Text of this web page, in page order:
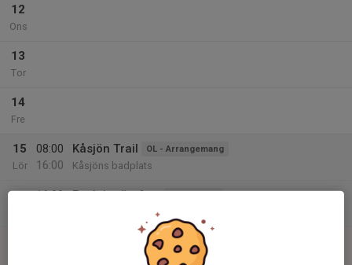
12
Ons
13
Tor
14
Fre
15
Lör
08:00
16:00
Kåsjön Trail OL - Arrangemang
Kåsjöns badplats
16:00
Funktionärsfest